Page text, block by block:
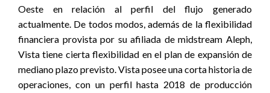
Oeste en relación al perfil del flujo generado
actualmente. De todos modos, además de la flexibilidad
financiera provista por su afiliada de midstream Aleph,
Vista tiene cierta flexibilidad en el plan de expansión de
mediano plazo previsto. Vista posee una corta historia de
operaciones, con un perfil hasta 2018 de producción